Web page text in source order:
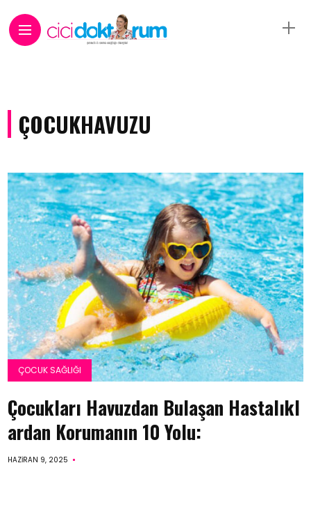
ÇOCUKHAVUZU
ÇOCUK SAĞLIĞI
Çocukları Havuzdan Bulaşan Hastalıkl
ardan Korumanın 10 Yolu:
HAZIRAN 9, 2025